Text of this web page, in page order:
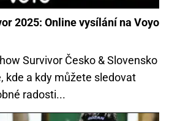
2025: Online vysílání na Voyo
Survivor Česko & Slovensko
kde a kdy můžete sledovat
radosti...